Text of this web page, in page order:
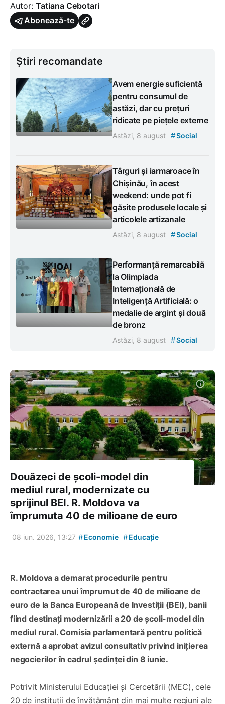
Autor: Tatiana Cebotari
Abonează-te
Știri recomandate
Avem energie suficientă
pentru consumul de
astăzi, dar cu prețuri
ridicate pe piețele externe
Astăzi, 8 august #Social
Târguri și iarmaroace în
Chișinău, în acest
weekend: unde pot fi
găsite produsele locale și
articolele artizanale
Astăzi, 8 august #Social
Performanță remarcabilă
la Olimpiada
Internațională de
Inteligență Artificială: o
medalie de argint și două
de bronz
Astăzi, 8 august #Social
Douăzeci de școli-model din
mediul rural, modernizate cu
sprijinul BEI. R. Moldova va
împrumuta 40 de milioane de euro
08 iun. 2026, 13:27 #Economie #Educație
R. Moldova a demarat procedurile pentru
contractarea unui împrumut de 40 de milioane de
euro de la Banca Europeană de Investiții (BEI), banii
fiind destinați modernizării a 20 de școli-model din
mediul rural. Comisia parlamentară pentru politică
externă a aprobat avizul consultativ privind inițierea
negocierilor în cadrul ședinței din 8 iunie.
Potrivit Ministerului Educației și Cercetării (MEC), cele
20 de instituții de învățământ din mai multe regiuni ale